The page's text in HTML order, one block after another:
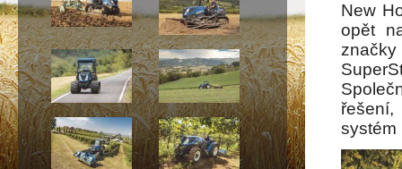
New
opět
systém